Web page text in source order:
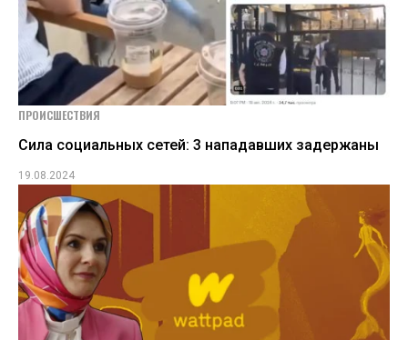
ПРОИСШЕСТВИЯ
Сила социальных сетей: 3 нападавших задержаны
19.08.2024